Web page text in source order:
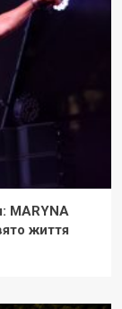
MARYNA
життя